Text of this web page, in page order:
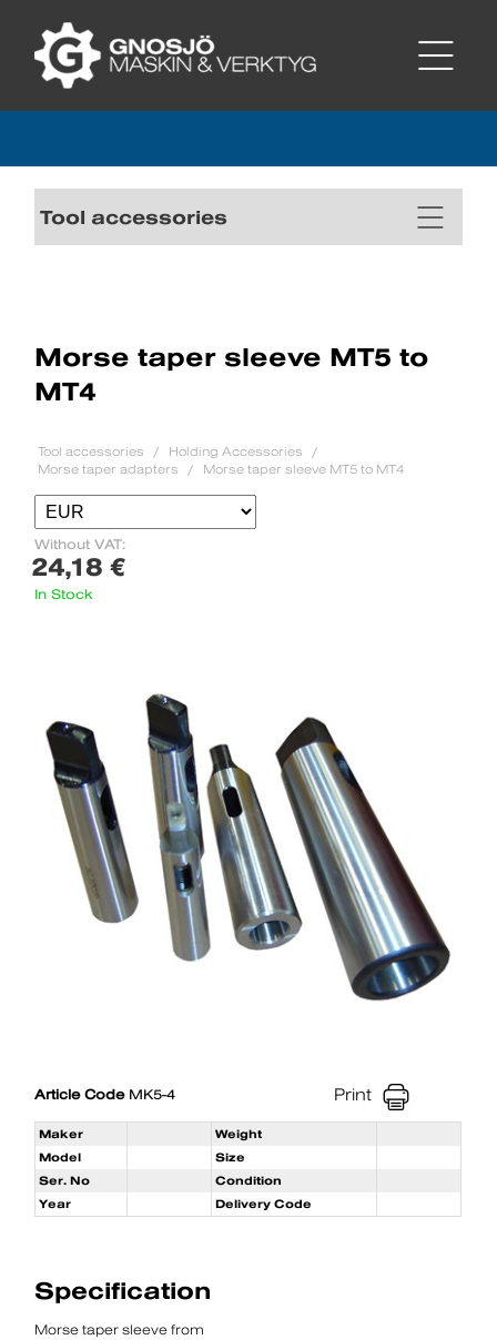
Tool accessories
Morse taper sleeve MT5 to
MT4
Tool accessories
Holding Accessories
Morse taper adapters
Morse taper sleeve MT5 to MT4
Without VAT:
24,18 €
In Stock
Article CodeMK5-4 Print
Maker
Weight
Model
Size
Ser. No
Condition
Year
Delivery Code
Specification
Morse taper sleeve from